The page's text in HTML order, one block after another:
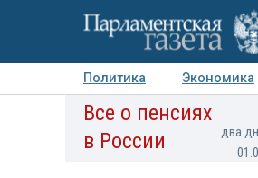
Политика Экономика
Авторы Персоны
Все о пенсиях
в России
два